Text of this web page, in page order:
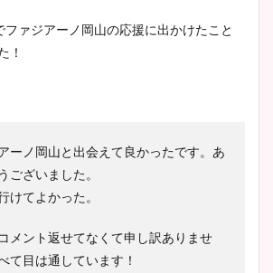
ァジアーノ岡山の応援に出かけたこと
！
ーノ岡山と出会えて良かったです。あ
ございました。
けてよかった。
メント返せてなくて申し訳ありませ
て目は通しています！